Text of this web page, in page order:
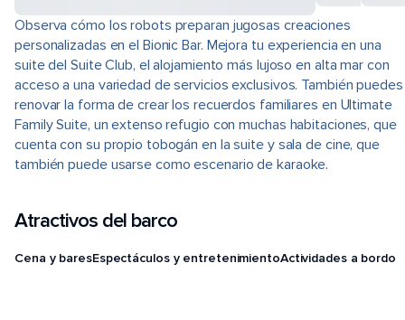
Observa cómo los robots preparan jugosas creaciones
personalizadas en el Bionic Bar. Mejora tu experiencia en una
suite del Suite Club, el alojamiento más lujoso en alta mar con
acceso a una variedad de servicios exclusivos. También puedes
renovar la forma de crear los recuerdos familiares en Ultimate
Family Suite, un extenso refugio con muchas habitaciones, que
cuenta con su propio tobogán en la suite y sala de cine, que
también puede usarse como escenario de karaoke.
Atractivos del barco
Cena y baresEspectáculos y entretenimientoActividades a bordo